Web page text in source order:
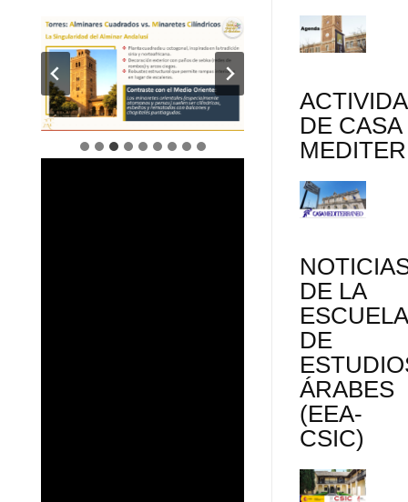
DE CASA
DE LA
ESCUELA
DE
ÁRABES
(EEA-
CSIC)